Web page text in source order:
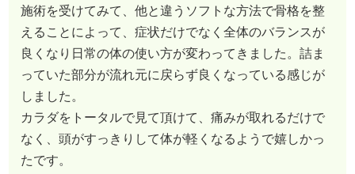
施術を受けてみて、他と違うソフトな方法で骨格を整
えることによって、症状だけでなく全体のバランスが
良くなり日常の体の使い方が変わってきました。詰ま
っていた部分が流れ元に戻らず良くなっている感じが
しました。
カラダをトータルで見て頂けて、痛みが取れるだけで
なく、頭がすっきりして体が軽くなるようで嬉しかっ
たです。